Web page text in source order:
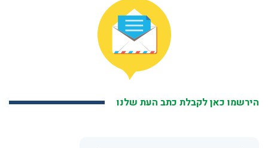
הירשמו כאן לקבלת כתב העת שלנו